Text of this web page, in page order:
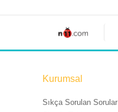
Kurumsal
Sıkça Sorulan Sorular